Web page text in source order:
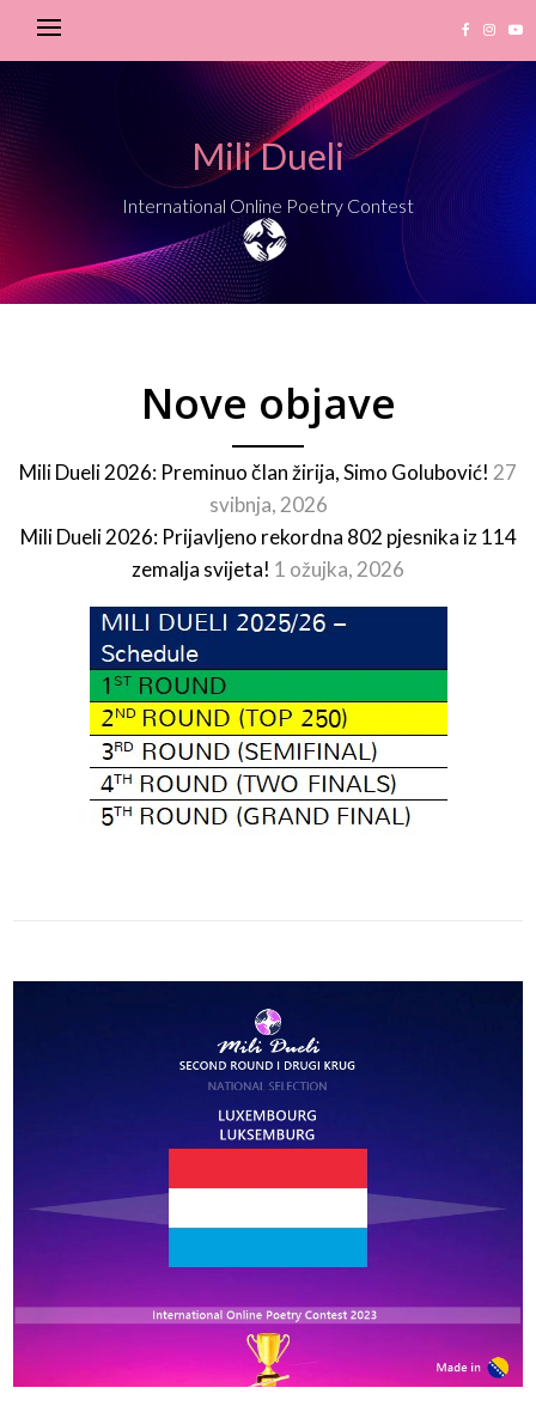
Mili Dueli
International Online Poetry Contest
Nove objave
Mili Dueli 2026: Preminuo član žirija, Simo Golubović! 27
svibnja, 2026
Mili Dueli 2026: Prijavljeno rekordna 802 pjesnika iz 114
zemalja svijeta! 1 ožujka, 2026